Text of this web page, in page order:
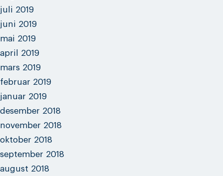
juli 2019
juni 2019
mai 2019
april 2019
mars 2019
februar 2019
januar 2019
desember 2018
november 2018
oktober 2018
september 2018
august 2018